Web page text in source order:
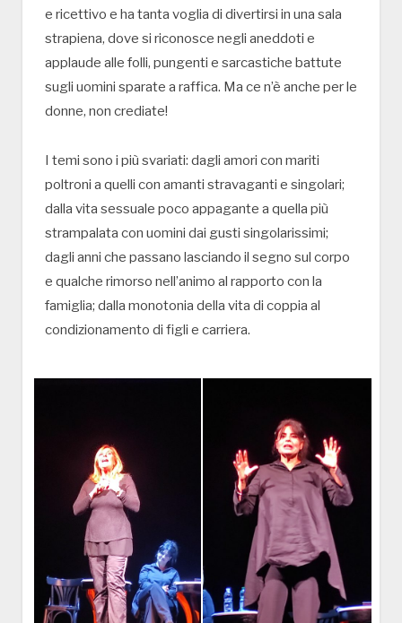
e ricettivo e ha tanta voglia di divertirsi in una sala
strapiena, dove si riconosce negli aneddoti e
applaude alle folli, pungenti e sarcastiche battute
sugli uomini sparate a raffica. Ma ce n’è anche per le
donne, non crediate!
I temi sono i più svariati: dagli amori con mariti
poltroni a quelli con amanti stravaganti e singolari;
dalla vita sessuale poco appagante a quella più
strampalata con uomini dai gusti singolarissimi;
dagli anni che passano lasciando il segno sul corpo
e qualche rimorso nell’animo al rapporto con la
famiglia; dalla monotonia della vita di coppia al
condizionamento di figli e carriera.